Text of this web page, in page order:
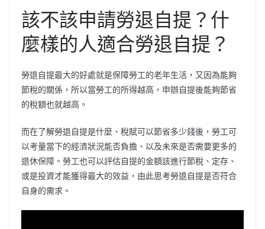
該不該申請勞退自提？什
麼樣的人適合勞退自提？
勞退自提最大的好處就是保障勞工的老年生活，又因為能夠
節稅的關係，所以當勞工的所得越高，申辦自提後能夠節省
的稅額也就越高。
而在了解勞退自提是什麼、稅賦可以節省多少錢後，勞工可
以考量當下的經濟狀況能否負擔、以及未來是否需要更多的
退休保障。勞工也可以評估自提的金額該進行節稅、定存、
或是投資才能獲得最大的效益，由此思考勞退自提是否符合
自身的需求。